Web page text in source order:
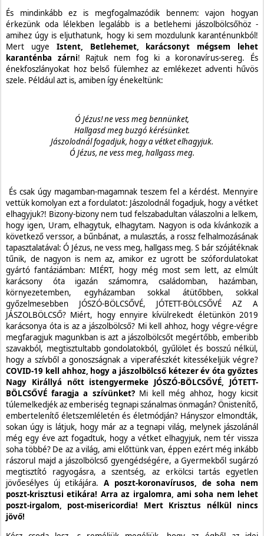
És mindinkább ez is megfogalmazódik bennem: vajon hogyan
érkezünk oda lélekben legalább is a betlehemi jászolbölcsőhöz -
amihez úgy is eljuthatunk, hogy ki sem mozdulunk karanténunkból!
Mert ugye Istent, Betlehemet, karácsonyt mégsem lehet
karanténba zárni! Rajtuk nem fog ki a koronavírus-sereg. És
énekfoszlányokat hoz belső fülemhez az emlékezet adventi hűvös
szele. Például azt is, amiben így énekeltünk:
Ó Jézus! ne vess meg bennünket,
Hallgasd meg buzgó kérésünket.
Jászolodnál fogadjuk, hogy a vétket elhagyjuk.
Ó Jézus, ne vess meg, hallgass meg.
És csak úgy magamban-magamnak teszem fel a kérdést. Mennyire
vettük komolyan ezt a fordulatot: Jászolodnál fogadjuk, hogy a vétket
elhagyjuk?! Bizony-bizony nem tud felszabadultan válaszolni a lelkem,
hogy igen, Uram, elhagytuk, elhagytam. Nagyon is oda kívánkozik a
következő verssor, a bűnbánat, a mulasztás, a rossz felhalmozásának
tapasztalatával: Ó Jézus, ne vess meg, hallgass meg. S bár szójátéknak
tűnik, de nagyon is nem az, amikor ez ugrott be szófordulatokat
gyártó fantáziámban: MIÉRT, hogy még most sem lett, az elmúlt
karácsony óta igazán számomra, családomban, hazámban,
környezetemben, egyházamban sokkal átütőbben, sokkal
győzelmesebben JÓSZÓ-BÖLCSŐVÉ, JÓTETT-BÖLCSŐVÉ AZ A
JÁSZOLBÖLCSŐ? Miért, hogy ennyire kívülrekedt életünkön 2019
karácsonya óta is az a jászolbölcső? Mi kell ahhoz, hogy végre-végre
megfaragjuk magunkban is azt a jászolbölcsőt megértőbb, emberibb
szavakból, megtisztultabb gondolatokból, gyűlölet és bosszú nélkül,
hogy a szívből a gonoszságnak a viperafészkét kitessékeljük végre?
COVID-19 kell ahhoz, hogy a jászolbölcső kétezer év óta győztes
Nagy Királlyá nőtt istengyermeke JÓSZÓ-BÖLCSŐVÉ, JÓTETT-
BÖLCSŐVÉ faragja a szívünket?Mi kell még ahhoz, hogy kicsit
túlemelkedjék az emberiség tegnapi szánalmas önmagán? Önistenítő,
embertelenítő életszemléletén és életmódján? Hányszor elmondták,
sokan úgy is látjuk, hogy már az a tegnapi világ, melynek jászolánál
még egy éve azt fogadtuk, hogy a vétket elhagyjuk, nem tér vissza
soha többé? De az a világ, ami előttünk van, éppen ezért még inkább
rászorul majd a jászolbölcső gyengédségére, a Gyermekből sugárzó
megtisztító ragyogásra, a szentség, az erkölcsi tartás egyetlen
jövőesélyes új etikájára.A poszt-koronavírusos, de soha nem
poszt-krisztusi etikára! Arra az irgalomra, ami soha nem lehet
poszt-irgalom, post-misericordia! Mert Krisztus nélkül nincs
jövő!